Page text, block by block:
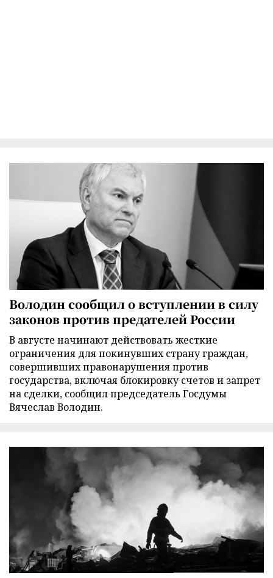
Володин сообщил о вступлении в силу
законов против предателей России
В августе начинают действовать жесткие
ограничения для покинувших страну граждан,
совершивших правонарушения против
государства, включая блокировку счетов и запрет
на сделки, сообщил председатель Госдумы
Вячеслав Володин.